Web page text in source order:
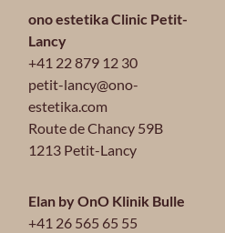
ono estetika Clinic Petit-
Lancy
+41 22 879 12 30
petit-lancy@ono-
estetika.com
Route de Chancy 59B
1213 Petit-Lancy
Elan by OnO Klinik Bulle
+41 26 565 65 55